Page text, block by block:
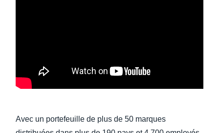
Norway (English)
Avec un portefeuille de plus de 50 marques